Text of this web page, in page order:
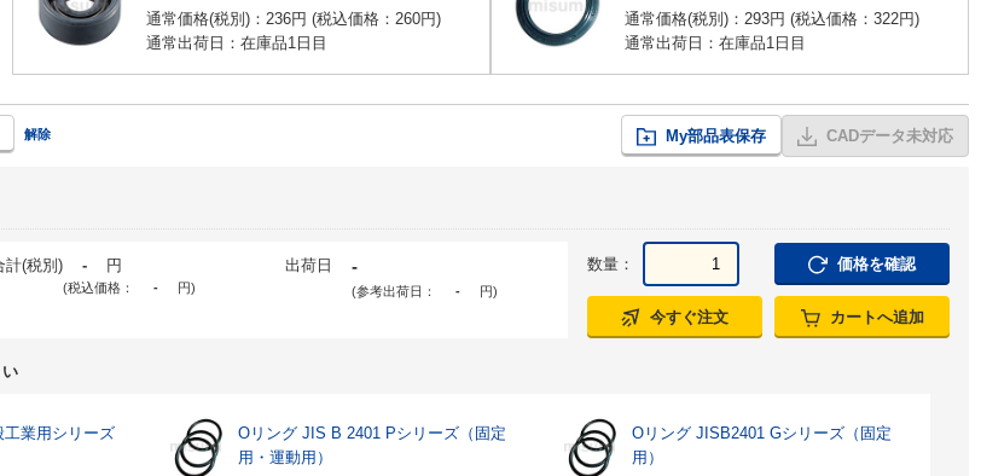
通常価格(税別)： 236円 (税込価格： 260円)
通常出荷日：在庫品1日目
通常価格(税別)： 293円 (税込価格： 322円)
通常出荷日：在庫品1日目
解除 My部品表保存 CADデータ未対応
計(税別) - 円
(税込価格： - 円)
出荷日 -
(参考出荷日： - 円)
数量： 価格を確認
今すぐ注文 カートへ追加
業用シリーズ
Oリング JIS B 2401 Pシリーズ（固定
用・運動用）
Oリング JISB2401 Gシリーズ（固定
用）